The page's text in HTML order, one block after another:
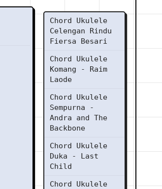
Chord Ukulele
Celengan Rindu
Fiersa Besari
Chord Ukulele
Komang - Raim
Laode
Chord Ukulele
Sempurna -
Andra and The
Backbone
Chord Ukulele
Duka - Last
Child
Chord Ukulele